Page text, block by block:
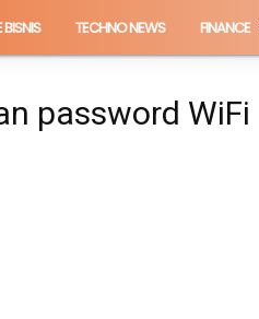
BISNIS TECHNO NEWS FINANCE
password WiFi